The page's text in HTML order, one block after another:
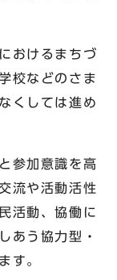
おけるまちづ
校などのさま
くしては進め
参加意識を高
流や活動活性
活動、協働に
あう協力型・
す。